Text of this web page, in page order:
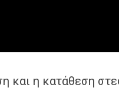
και η κατάθεση